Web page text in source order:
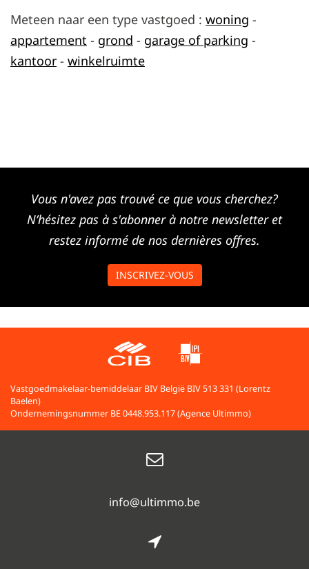
Meteen naar een type vastgoed : woning -
appartement - grond - garage of parking -
kantoor - winkelruimte
Vous n'avez pas trouvé ce que vous cherchez?
N’hésitez pas à s'abonner à notre newsletter et
restez informé de nos dernières offres.
INSCRIVEZ-VOUS
Vastgoedmakelaar-bemiddelaar BIV België BIV 513 331 (Lorentz
Baelen)
Ondernemingsnummer BE 0448.953.117 (Agence Ultimmo)
info@ultimmo.be